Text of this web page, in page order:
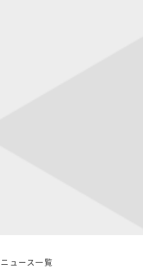
ニュース一覧